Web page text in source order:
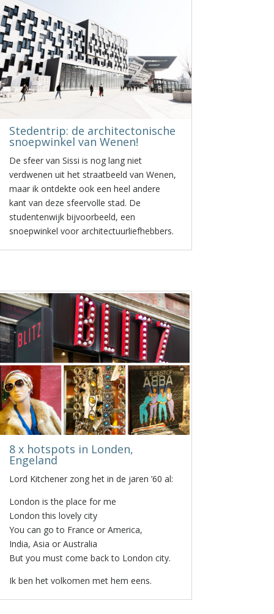
Stedentrip: de architectonische
snoepwinkel van Wenen!
De sfeer van Sissi is nog lang niet
verdwenen uit het straatbeeld van Wenen,
maar ik ontdekte ook een heel andere
kant van deze sfeervolle stad. De
studentenwijk bijvoorbeeld, een
snoepwinkel voor architectuurliefhebbers.
8 x hotspots in Londen,
Engeland
Lord Kitchener zong het in de jaren ’60 al:
London is the place for me
London this lovely city
You can go to France or America,
India, Asia or Australia
But you must come back to London city.
Ik ben het volkomen met hem eens.